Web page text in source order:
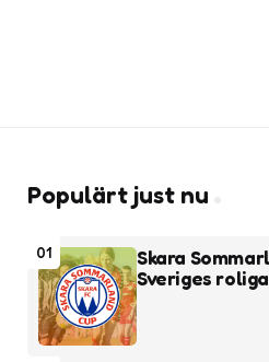
Populärt just nu
01
Skara
Sveriges